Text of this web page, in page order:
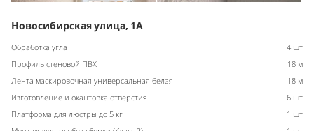
Новосибирская улица, 1А
Обработка угла
4 шт
Профиль стеновой ПВХ
18 м
Лента маскировочная универсальная белая
18 м
Изготовление и окантовка отверстия
6 шт
Платформа для люстры до 5 кг
1 шт